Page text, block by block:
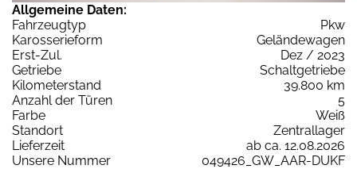
Allgemeine Daten:
Fahrzeugtyp
Pkw
Karosserieform
Geländewagen
Erst-Zul.
Dez / 2023
Getriebe
Schaltgetriebe
Kilometerstand
39.800 km
Anzahl der Türen
5
Farbe
Weiß
Standort
Zentrallager
Lieferzeit
ab ca. 12.08.2026
Unsere Nummer
049426_GW_AAR-DUKF